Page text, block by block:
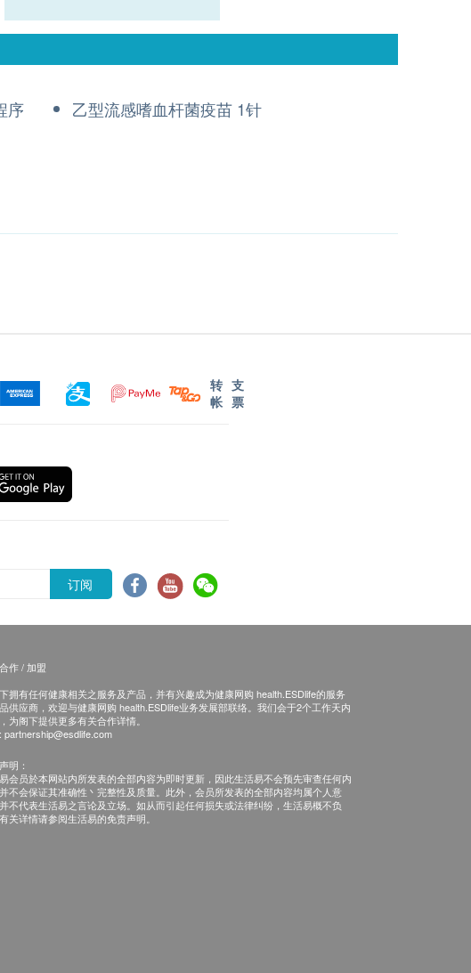
序 乙型流感嗜血杆菌疫苗 1针
转
帐
支
票
订阅
作 / 加盟
拥有任何健康相关之服务及产品，并有兴趣成为健康网购 health.ESDlife的服务
供应商，欢迎与健康网购 health.ESDlife业务发展部联络。我们会于2个工作天内
为阁下提供更多有关合作详情。
partnership@esdlife.com
明：
会员於本网站内所发表的全部内容为即时更新，因此生活易不会预先审查任何内
不会保证其准确性丶完整性及质量。此外，会员所发表的全部内容均属个人意
不代表生活易之言论及立场。如从而引起任何损失或法律纠纷，生活易概不负
关详情请参阅生活易的免责声明。